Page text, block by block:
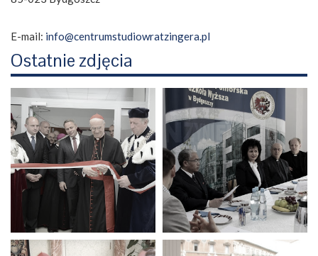
E-mail: info@centrumstudiowratzingera.pl
Ostatnie zdjęcia